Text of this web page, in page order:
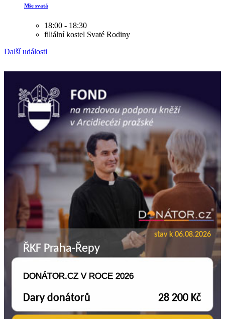
Mše svatá
18:00 - 18:30
filiální kostel Svaté Rodiny
Další události